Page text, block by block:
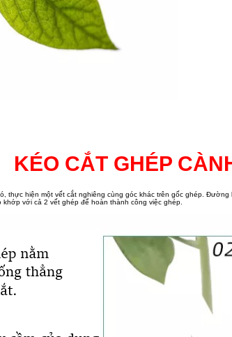
KÉO CẮT GHÉP
hiện một vết cắt nghiêng cùng góc khác trên gốc ghép. Đường
với cả 2 vết ghép để hoàn thành công việc ghép.